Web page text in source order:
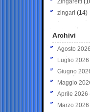
Zingaretti
zingari (14)
Archivi
Agosto 2026
Luglio 2026
Giugno
Maggio
Aprile 2026
Marzo 2026